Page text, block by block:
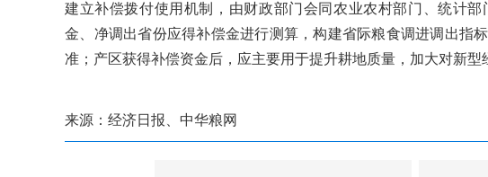
建立补偿拨付使用机制，由财政部门会同农业农村部门、统计
金、净调出省份应得补偿金进行测算，构建省际粮食调进调出指
准；产区获得补偿资金后，应主要用于提升耕地质量，加大对新
来源：经济日报、中华粮网